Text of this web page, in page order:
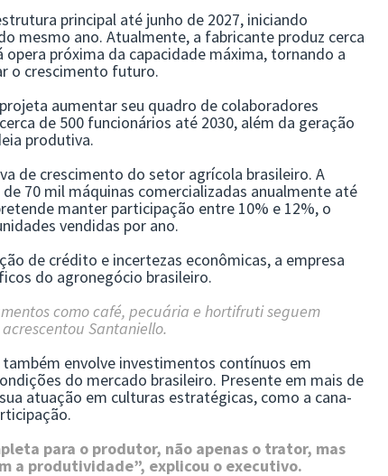
principal até junho de 2027, iniciando
mesmo ano. Atualmente, a fabricante produz cerca
próxima da capacidade máxima, tornando a
o crescimento futuro.
aumentar seu quadro de colaboradores
de 500 funcionários até 2030, além da geração
produtiva.
de crescimento do setor agrícola brasileiro. A
70 mil máquinas comercializadas anualmente até
manter participação entre 10% e 12%, o
vendidas por ano.
de crédito e incertezas econômicas, a empresa
do agronegócio brasileiro.
como café, pecuária e hortifruti seguem
Santaniello.
envolve investimentos contínuos em
do mercado brasileiro. Presente em mais de
atuação em culturas estratégicas, como a cana-
para o produtor, não apenas o trator, mas
a produtividade”, explicou o executivo.